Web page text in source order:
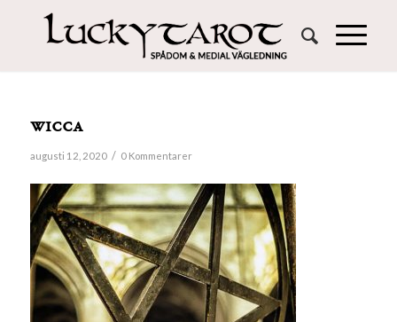
wicca
augusti 12, 2020 / 0 Kommentarer